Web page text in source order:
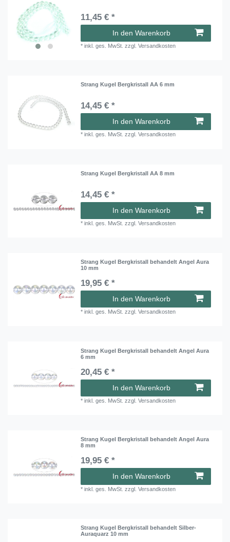
11,45 € *
In den Warenkorb
*inkl. ges. MwSt. zzgl.Versandkosten
Strang Kugel Bergkristall AA 6 mm
14,45 € *
In den Warenkorb
*inkl. ges. MwSt. zzgl.Versandkosten
Strang Kugel Bergkristall AA 8 mm
14,45 € *
In den Warenkorb
*inkl. ges. MwSt. zzgl.Versandkosten
Strang Kugel Bergkristall behandelt Angel Aura
10 mm
19,95 € *
In den Warenkorb
*inkl. ges. MwSt. zzgl.Versandkosten
Strang Kugel Bergkristall behandelt Angel Aura
6 mm
20,45 € *
In den Warenkorb
*inkl. ges. MwSt. zzgl.Versandkosten
Strang Kugel Bergkristall behandelt Angel Aura
8 mm
19,95 € *
In den Warenkorb
*inkl. ges. MwSt. zzgl.Versandkosten
Strang Kugel Bergkristall behandelt Silber-
Auraquarz 10 mm